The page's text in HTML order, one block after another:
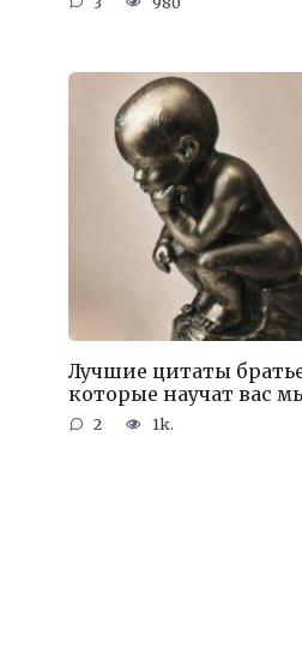
Лучшие цитаты
которые научат вас
2 1k.